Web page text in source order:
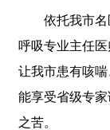
依托我市名医
呼吸专业主任
让我市患有咳
能享受省级专
之苦。